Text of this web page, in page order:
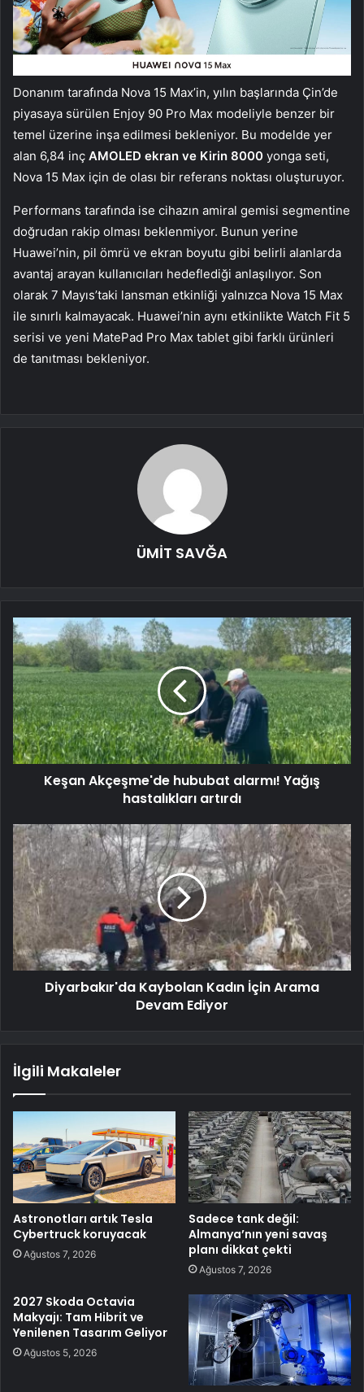
Donanım tarafında Nova 15 Max’in, yılın başlarında Çin’de
piyasaya sürülen Enjoy 90 Pro Max modeliyle benzer bir
temel üzerine inşa edilmesi bekleniyor. Bu modelde yer
alan 6,84 inç AMOLED ekran ve Kirin 8000 yonga seti,
Nova 15 Max için de olası bir referans noktası oluşturuyor.
Performans tarafında ise cihazın amiral gemisi segmentine
doğrudan rakip olması beklenmiyor. Bunun yerine
Huawei’nin, pil ömrü ve ekran boyutu gibi belirli alanlarda
avantaj arayan kullanıcıları hedeflediği anlaşılıyor. Son
olarak 7 Mayıs’taki lansman etkinliği yalnızca Nova 15 Max
ile sınırlı kalmayacak. Huawei’nin aynı etkinlikte Watch Fit 5
serisi ve yeni MatePad Pro Max tablet gibi farklı ürünleri
de tanıtması bekleniyor.
ÜMİT SAVĞA
Keşan Akçeşme'de hububat alarmı! Yağış
hastalıkları artırdı
Diyarbakır'da Kaybolan Kadın İçin Arama
Devam Ediyor
İlgili Makaleler
Astronotları artık Tesla
Cybertruck koruyacak
Ağustos 7, 2026
Sadece tank değil:
Almanya’nın yeni savaş
planı dikkat çekti
Ağustos 7, 2026
2027 Skoda Octavia
Makyajı: Tam Hibrit ve
Yenilenen Tasarım Geliyor
Ağustos 5, 2026